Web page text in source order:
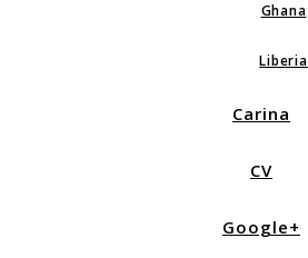
Ghana
Liberia
Carina
CV
Google+